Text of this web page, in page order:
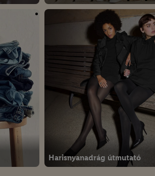
Harisnyanadrág útmutató